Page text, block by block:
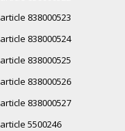
article 838000523
article 838000524
article 838000525
article 838000526
article 838000527
article 5500246